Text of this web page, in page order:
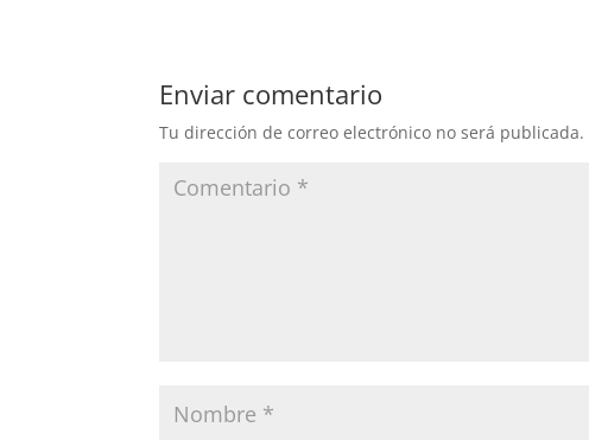
Enviar comentario
Tu dirección de correo electrónico no será publicada.